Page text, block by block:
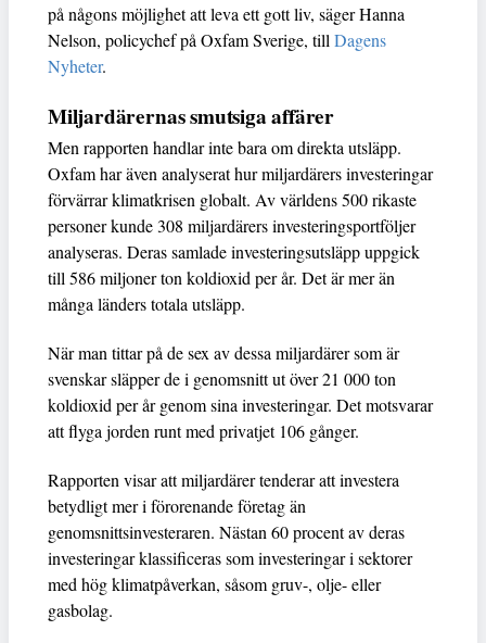
på någons möjlighet att leva ett gott liv, säger Hanna
Nelson, policychef på Oxfam Sverige, till Dagens
Nyheter.
Miljardärernas smutsiga affärer
Men rapporten handlar inte bara om direkta utsläpp.
Oxfam har även analyserat hur miljardärers investeringar
förvärrar klimatkrisen globalt. Av världens 500 rikaste
personer kunde 308 miljardärers investeringsportföljer
analyseras. Deras samlade investeringsutsläpp uppgick
till 586 miljoner ton koldioxid per år. Det är mer än
många länders totala utsläpp.
När man tittar på de sex av dessa miljardärer som är
svenskar släpper de i genomsnitt ut över 21 000 ton
koldioxid per år genom sina investeringar. Det motsvarar
att flyga jorden runt med privatjet 106 gånger.
Rapporten visar att miljardärer tenderar att investera
betydligt mer i förorenande företag än
genomsnittsinvesteraren. Nästan 60 procent av deras
investeringar klassificeras som investeringar i sektorer
med hög klimatpåverkan, såsom gruv-, olje- eller
gasbolag.